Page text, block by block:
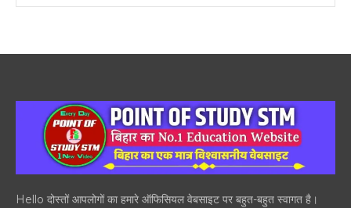
Hello दोस्तों आपलोगों का हमारे ऑफिसियल वेबसाइट पर बहुत-बहुत स्वागत है।